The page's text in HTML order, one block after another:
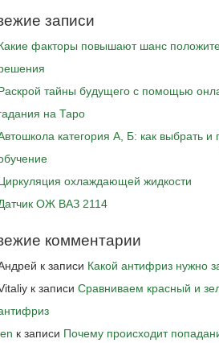
записи
факторы повышают шанс
тайны будущего с помощью
на Таро
категория А, Б: как выбрать и
охлаждающей жидкости
ОЖ ВАЗ 2114
комментарии
к записи Какой антифриз нужно
к записи Сравниваем красный и
к записи Почему происходит